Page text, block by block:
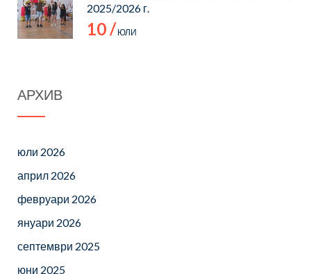
2025/2026 г.
10 / ЮЛИ
АРХИВ
юли 2026
април 2026
февруари 2026
януари 2026
септември 2025
юни 2025